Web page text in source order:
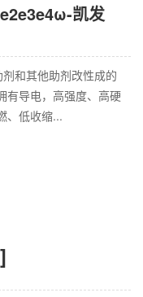
凯发
和其他助剂改性成的
有导电，高强度、高硬
、低收缩...